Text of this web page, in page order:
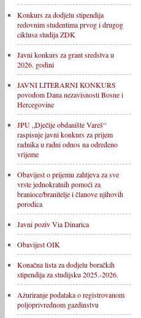
Konkurs za dodjelu stipendija
redovnim studentima prvog i drugog
ciklusa studija ZDK
Javni konkurs za grant sredstva u
2026. godini
JAVNI LITERARNI KONKURS
povodom Dana nezavisnosti Bosne i
Hercegovine
JPU „Dječije obdanište Vareš“
raspisuje javni konkurs za prijem
radnika u radni odnos na određeno
vrijeme
Obavijest o prijemu zahtjeva za sve
vrste jednokratnih pomoći za
branioce/branitelje i članove njihovih
porodica
Javni poziv Via Dinarica
Obavijest OIK
Konačna lista za dodjelu boračkih
stipendija za studijsku 2025.-2026.
Ažuriranje podataka o registrovanom
poljoprivrednom gazdinstvu